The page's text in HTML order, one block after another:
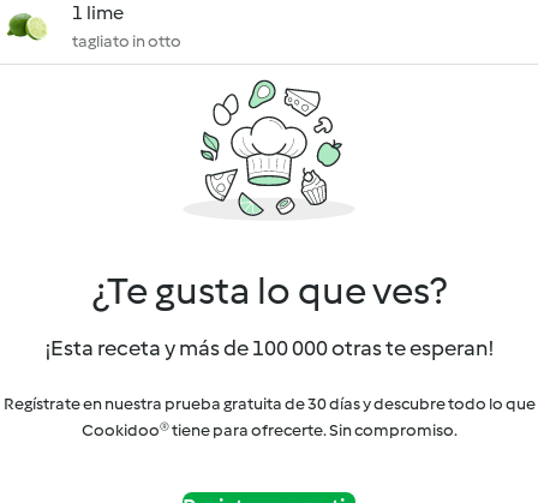
1 lime
tagliato in otto
¿Te gusta lo que ves?
¡Esta receta y más de 100 000 otras te esperan!
Regístrate en nuestra prueba gratuita de 30 días y descubre todo lo que
Cookidoo® tiene para ofrecerte. Sin compromiso.